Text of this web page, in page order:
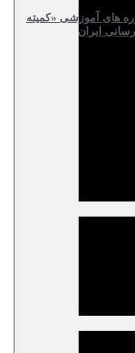
های آموزشی «کمیته
ایران